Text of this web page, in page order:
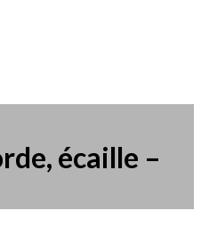
écaille –